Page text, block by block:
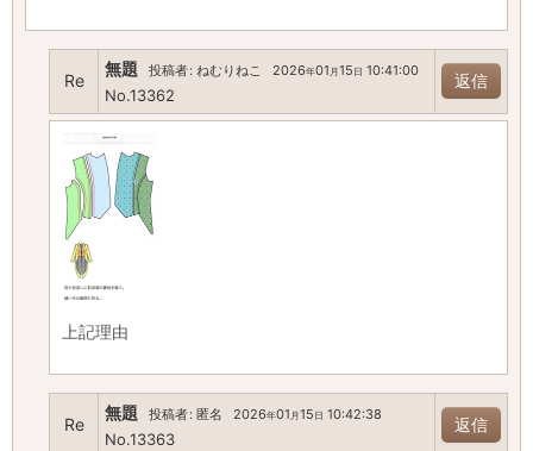
Re
無題 投稿者: ねむりねこ 2026年01 月15 日 10:41:00
No.13362
返信
上記理由
Re
無題 投稿者: 匿名 2026年01 月15 日 10:42:38
No.13363
返信